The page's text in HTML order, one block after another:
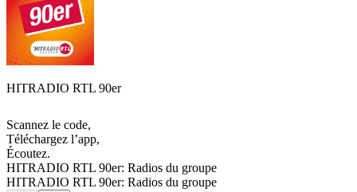
HITRADIO RTL 90er
Scannez le code,
Téléchargez l’app,
Écoutez.
HITRADIO RTL 90er: Radios du groupe
HITRADIO RTL 90er: Radios du groupe